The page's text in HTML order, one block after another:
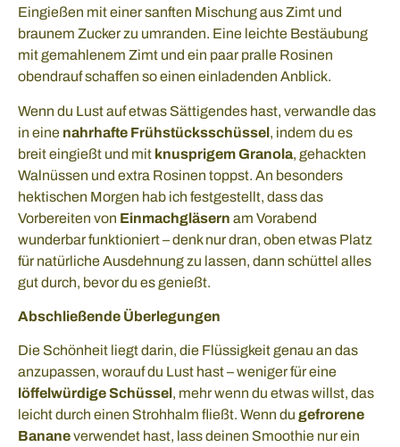
Eingießen mit einer sanften Mischung aus Zimt und
braunem Zucker zu umranden. Eine leichte Bestäubung
mit gemahlenem Zimt und ein paar pralle Rosinen
obendrauf schaffen so einen einladenden Anblick.
Wenn du Lust auf etwas Sättigendes hast, verwandle das
in eine nahrhafte Frühstücksschüssel, indem du es
breit eingießt und mit knusprigem Granola, gehackten
Walnüssen und extra Rosinen toppst. An besonders
hektischen Morgen hab ich festgestellt, dass das
Vorbereiten von Einmachgläsern am Vorabend
wunderbar funktioniert – denk nur dran, oben etwas Platz
für natürliche Ausdehnung zu lassen, dann schüttel alles
gut durch, bevor du es genießt.
Abschließende Überlegungen
Die Schönheit liegt darin, die Flüssigkeit genau an das
anzupassen, worauf du Lust hast – weniger für eine
löffelwürdige Schüssel , mehr wenn du etwas willst, das
leicht durch einen Strohhalm fließt. Wenn du gefrorene
Bananeverwendet hast, lass deinen Smoothie nur ein